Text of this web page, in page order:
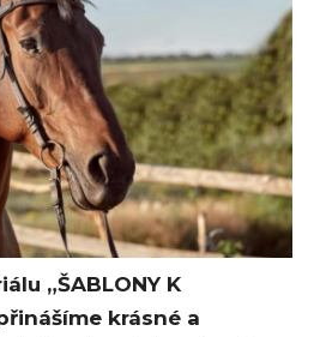
„ŠABLONY K
krásné a